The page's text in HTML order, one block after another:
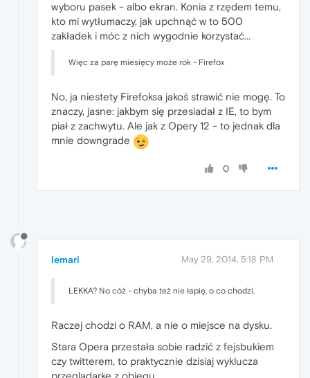
wyboru pasek - albo ekran. Konia z rzędem temu,
kto mi wytłumaczy, jak upchnąć w to 500
zakładek i móc z nich wygodnie korzystać...
Więc za parę miesięcy może rok - Firefox
No, ja niestety Firefoksa jakoś strawić nie mogę. To
znaczy, jasne: jakbym się przesiadał z IE, to bym
piał z zachwytu. Ale jak z Opery 12 - to jednak dla
mnie downgrade
0
lemari May 29, 2014, 5:18 PM
LEKKA? No cóż - chyba też nie łapię, o co chodzi.
Raczej chodzi o RAM, a nie o miejsce na dysku.
Stara Opera przestała sobie radzić z fejsbukiem
czy twitterem, to praktycznie dzisiaj wyklucza
przeglądarkę z obiegu.